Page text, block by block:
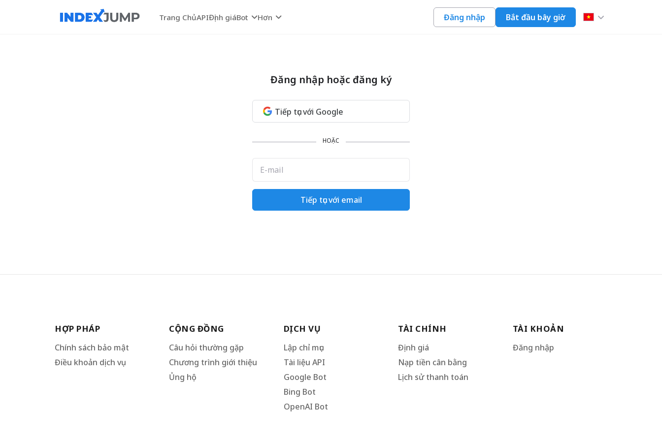
Trang ChủAPIĐịnh giáBot Hơn Đăng nhập Bắt đầu bây giờ
Đăng nhập hoặc đăng ký
Tiếp tục với Google
HOẶC
E-mail
Tiếp tục với email
HỢP PHÁP
Chính sách bảo mật
Điều khoản dịch vụ
CỘNG ĐỒNG
Câu hỏi thường gặp
Chương trình giới thiệu
Ủng hộ
DỊCH VỤ
Lập chỉ mục
Tài liệu API
Google Bot
Bing Bot
OpenAI Bot
TÀI CHÍNH
Định giá
Nạp tiền cân bằng
Lịch sử thanh toán
TÀI KHOẢN
Đăng nhập